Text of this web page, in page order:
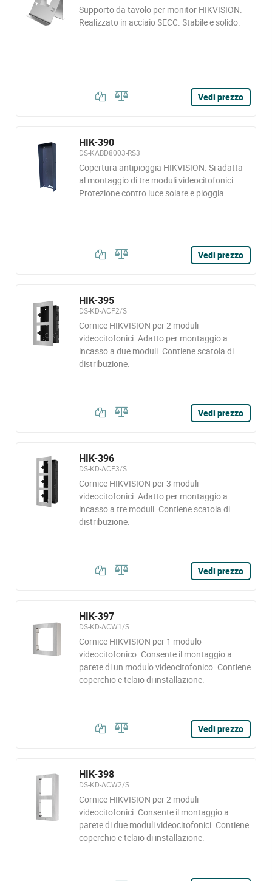
Supporto da tavolo per monitor HIKVISION.
Realizzato in acciaio SECC. Stabile e solido.
Vedi prezzo
HIK-390
DS-KABD8003-RS3
Copertura antipioggia HIKVISION. Si adatta
al montaggio di tre moduli videocitofonici.
Protezione contro luce solare e pioggia.
Vedi prezzo
HIK-395
DS-KD-ACF2/S
Cornice HIKVISION per 2 moduli
videocitofonici. Adatto per montaggio a
incasso a due moduli. Contiene scatola di
distribuzione.
Vedi prezzo
HIK-396
DS-KD-ACF3/S
Cornice HIKVISION per 3 moduli
videocitofonici. Adatto per montaggio a
incasso a tre moduli. Contiene scatola di
distribuzione.
Vedi prezzo
HIK-397
DS-KD-ACW1/S
Cornice HIKVISION per 1 modulo
videocitofonico. Consente il montaggio a
parete di un modulo videocitofonico. Contiene
coperchio e telaio di installazione.
Vedi prezzo
HIK-398
DS-KD-ACW2/S
Cornice HIKVISION per 2 moduli
videocitofonici. Consente il montaggio a
parete di due moduli videocitofonici. Contiene
coperchio e telaio di installazione.